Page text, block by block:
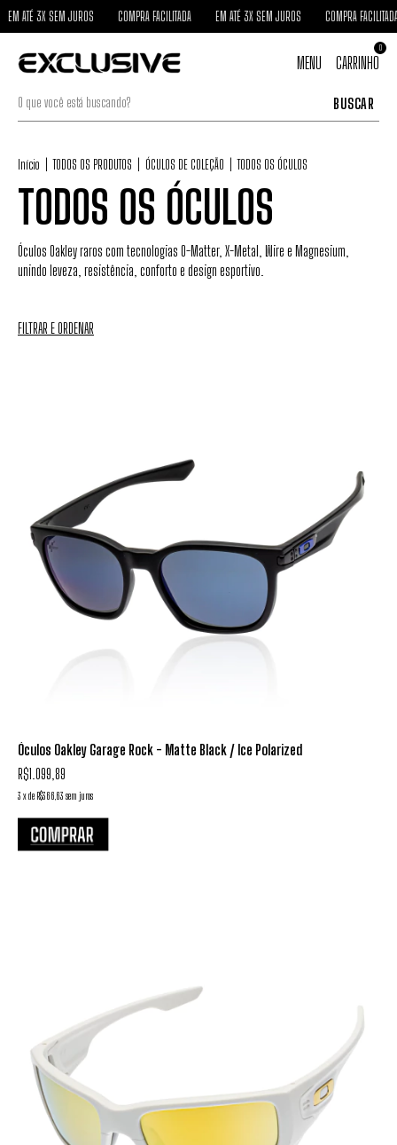
JUROS COMPRA FACILITADA EM ATÉ 3X SEM JUROS COMPRA FACILITADA EM ATÉ
MENU CARRINHO
0
BUSCAR
Início TODOS OS PRODUTOS ÓCULOS DE COLEÇÃO TODOS OS ÓCULOS
TODOS OS ÓCULOS
Óculos Oakley raros com tecnologias O-Matter, X-Metal, Wire e Magnesium,
unindo leveza, resistência, conforto e design esportivo.
FILTRAR E ORDENAR
Óculos Oakley Garage Rock - Matte Black / Ice Polarized
R$1.099,89
3 xde R$366,63 sem juros